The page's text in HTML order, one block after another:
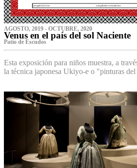
AGOSTO, 2019 - OCTUBRE, 2020
Venus en el país del sol Naciente
P‌atio de Escudos
Esta exposición para niños muestra, a
la técnica japonesa Ukiyo-e o "pinturas